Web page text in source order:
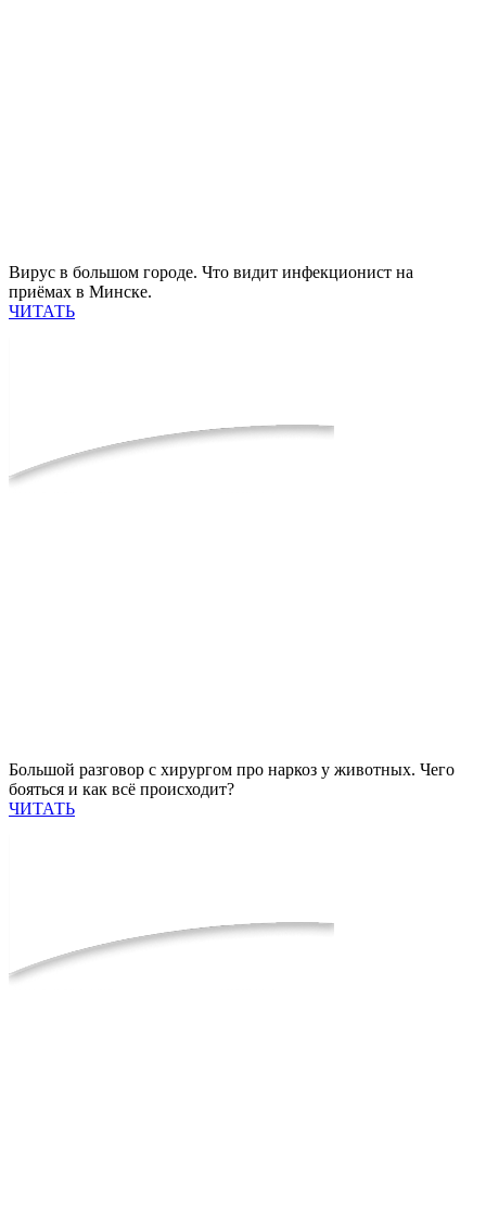
Вирус в большом городе. Что видит инфекционист на
приёмах в Минске.
ЧИТАТЬ
Большой разговор с хирургом про наркоз у животных. Чего
бояться и как всё происходит?
ЧИТАТЬ